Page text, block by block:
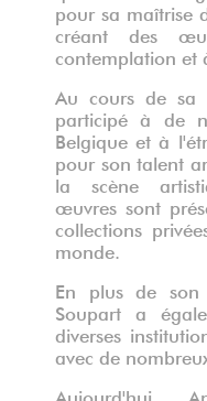
pour sa maîtrise
créant des
contemplation et
Au cours de sa
participé à de
Belgique et à
pour son talent
la scène
œuvres sont
collections
monde.
En plus de son
Soupart a
diverses
avec de
Aujourd'hui,